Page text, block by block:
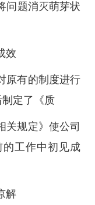
问题消灭萌芽状
效
原有的制度进行
定了《质
关规定》使公司
工作中初见成
解